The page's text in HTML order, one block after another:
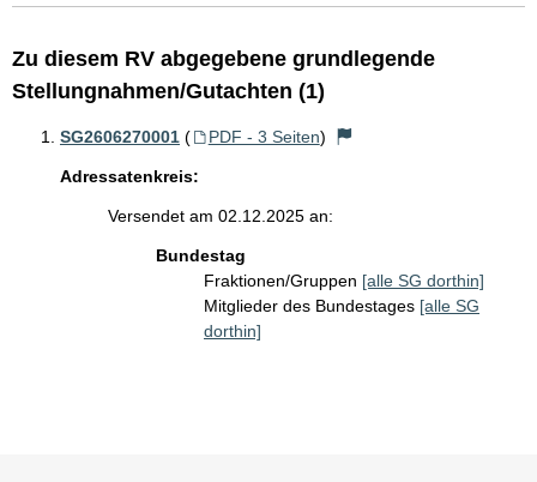
Zu diesem RV abgegebene grundlegende
Stellungnahmen/Gutachten (1)
SG2606270001 ( PDF - 3 Seiten)
Adressatenkreis:
Versendet am 02.12.2025 an:
Bundestag
Fraktionen/Gruppen [alle SG dorthin]
Mitglieder des Bundestages [alle SG
dorthin]